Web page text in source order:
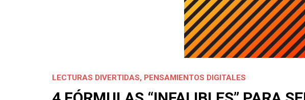
LECTURAS DIVERTIDAS, PENSAMIENTOS DIGITALES